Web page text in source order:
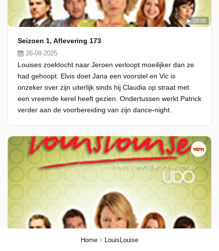
Home LouisLouise
24:00
Seizoen 1, Aflevering 173
26-08-2025
Louises zoektocht naar Jeroen verloopt moeilijker dan ze
had gehoopt. Elvis doet Jana een voorstel en Vic is
onzeker over zijn uiterlijk sinds hij Claudia op straat met
een vreemde kerel heeft gezien. Ondertussen werkt Patrick
verder aan de voorbereiding van zijn dance-night.